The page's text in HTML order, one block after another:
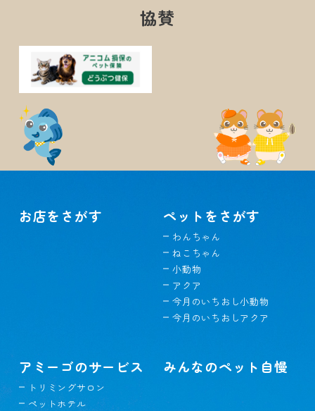
協賛
お店をさがす ペットをさがす
わんちゃん
ねこちゃん
小動物
アクア
今月のいちおし小動物
今月のいちおしアクア
アミーゴのサービス
トリミングサロン
ペットホテル
みんなのペット自慢